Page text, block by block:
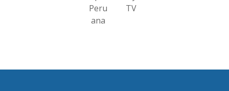
Peru
ana
TV